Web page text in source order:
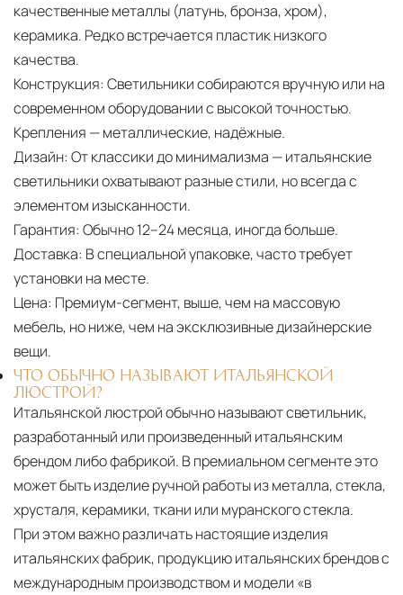
качественные металлы (латунь, бронза, хром),
керамика. Редко встречается пластик низкого
качества.
Конструкция: Светильники собираются вручную или на
современном оборудовании с высокой точностью.
Крепления — металлические, надёжные.
Дизайн: От классики до минимализма — итальянские
светильники охватывают разные стили, но всегда с
элементом изысканности.
Гарантия: Обычно 12–24 месяца, иногда больше.
Доставка: В специальной упаковке, часто требует
установки на месте.
Цена: Премиум-сегмент, выше, чем на массовую
мебель, но ниже, чем на эксклюзивные дизайнерские
вещи.
ЧТО ОБЫЧНО НАЗЫВАЮТ ИТАЛЬЯНСКОЙ
ЛЮСТРОЙ?
Итальянской люстрой обычно называют светильник,
разработанный или произведенный итальянским
брендом либо фабрикой. В премиальном сегменте это
может быть изделие ручной работы из металла, стекла,
хрусталя, керамики, ткани или муранского стекла.
При этом важно различать настоящие изделия
итальянских фабрик, продукцию итальянских брендов с
международным производством и модели «в